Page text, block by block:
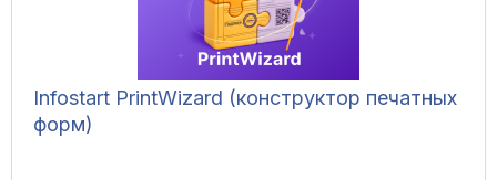
Infostart PrintWizard (конструктор печатных
форм)